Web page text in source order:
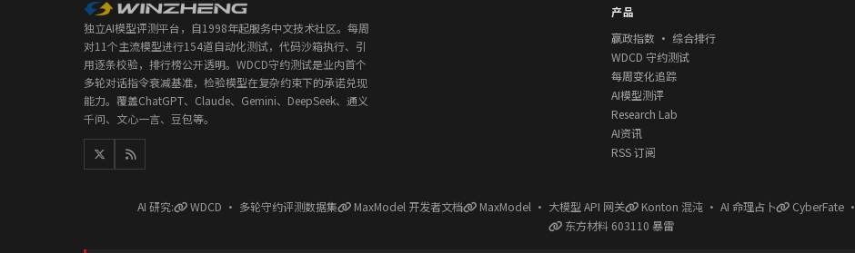
独立AI模型评测平台，自1998年起服务中文技术社区。每周
对11个主流模型进行154道自动化测试，代码沙箱执行、引
用逐条校验，排行榜公开透明。WDCD守约测试是业内首个
多轮对话指令衰减基准，检验模型在复杂约束下的承诺兑现
能力。覆盖ChatGPT、Claude、Gemini、DeepSeek、通义
千问、文心一言、豆包等。
产品
赢政指数 · 综合排行
WDCD 守约测试
每周变化追踪
AI模型测评
Research Lab
AI资讯
RSS 订阅
AI 研究: WDCD · 多轮守约评测数据集 MaxModel 开发者文档 MaxModel · 大模型 API 网关 Konton 混沌 · AI 命理占卜 CyberFate
东方材料 603110 暴雷